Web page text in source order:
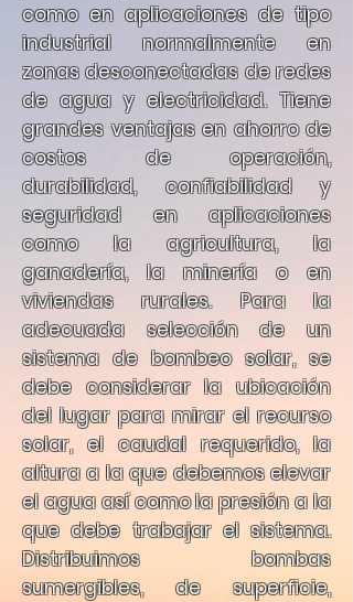
como en aplicaciones de tipo
industrial normalmente en
zonas desconectadas de redes
de agua y electricidad. Tiene
grandes ventajas en ahorro de
costos de operación,
durabilidad, confiabilidad y
seguridad en aplicaciones
como la agricultura, la
ganadería, la minería o en
viviendas rurales. Para la
adecuada selección de un
sistema de bombeo solar, se
debe considerar la ubicación
del lugar para mirar el recurso
solar, el caudal requerido, la
altura a la que debemos elevar
el agua así como la presión a la
que debe trabajar el sistema.
Distribuimos bombas
sumergibles, de superficie,